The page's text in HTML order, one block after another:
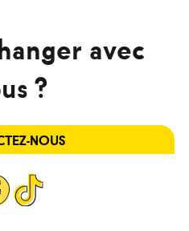
avec
?
NOUS
Page
Facebook